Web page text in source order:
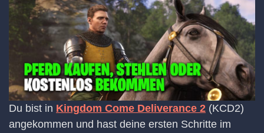
Du bist in Kingdom Come Deliverance 2 (KCD2)
angekommen und hast deine ersten Schritte im